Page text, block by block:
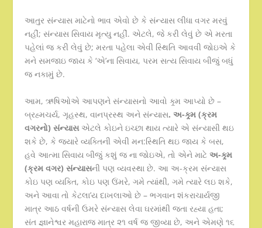
આતુર સંન્યાસ માટેનો ભાવ એવો છે કે સંન્યાસ લીધા વગર મરવું
નહીં; સંન્યાસ સિવાય મૃત્યુ નહીં. એટલે, જે કરી લેવું છે એ મરતા
પહેલાં જ કરી લેવું છે; મરતા પહેલા એવી સ્થિતિ આવવી જોઇએ કે
મને સમજાઇ જાય કે ‘એ’ના સિવાય, પરમ સત્ય સિવાય બીજું બધું
જ નકામું છે.
આમ, ઋષિઓએ આપણને સંન્યાસનો આવો ક્ર્મ આપ્યો છે –
બ્રહ્મચર્ય, ગૃહસ્થ, વાનપ્રસ્થ અને સંન્યાસ. અ-ક્ર્મ (ક્રમ
વગરનો) સંન્યાસ એટલે કોઇને ઇચ્છા થાય ત્યારે એ સંન્યાસી થઇ
શકે છે, કે જ્યારે વ્યક્તિની એવી મન:સ્થિતિ થઇ જાય કે બસ,
હવે આત્મા સિવાય બીજું કશું જ ના જોઇએ, તો એને માટેઅ-ક્ર્મ
(ક્રમ વગર) સંન્યાસની પણ વ્યવસ્થા છે. આ અ-ક્રમ સંન્યાસ
કોઇ પણ વ્યક્તિ, કોઇ પણ ઉંમરે, ગમે ત્યાંથી, ગમે ત્યારે લઇ શકે,
અને આવા તો કેટલા’ય દાખલાઓ છે – ભગવાન શંકરાચાર્યજી
માત્ર આઠ વર્ષની ઉમરે સંન્યાસ લેવા ઘરમાંથી જતા રહ્યા હતા;
સંત જ્ઞાનેશ્વર મહારાજ માત્ર ૨૧ વર્ષ જ જીવ્યા છે, અને એમણે ૧૬